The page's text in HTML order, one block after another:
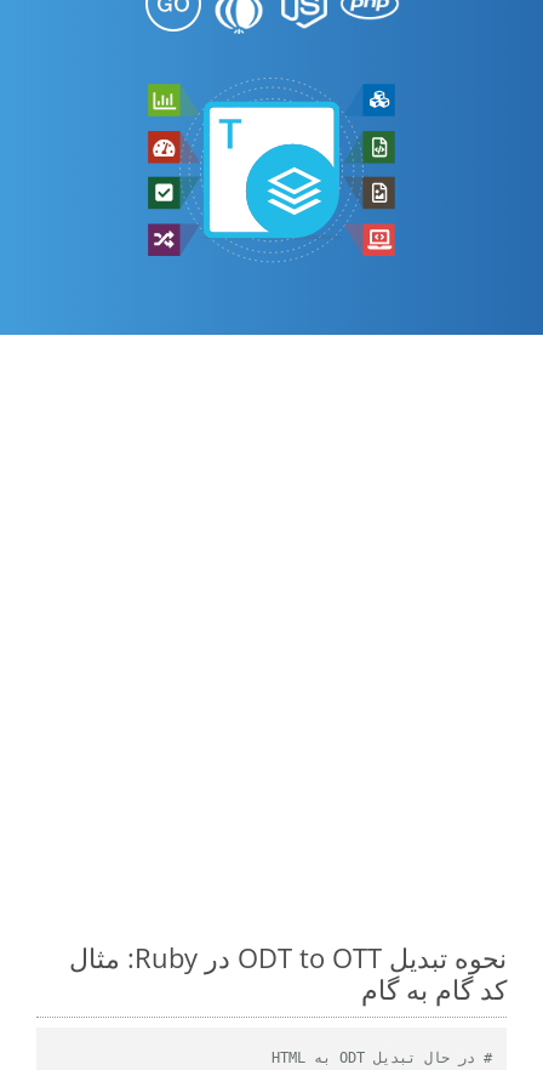
نحوه تبدیل ODT to OTT در Ruby: مثال
کد گام به گام
# در حال تبدیل ODT به HTML